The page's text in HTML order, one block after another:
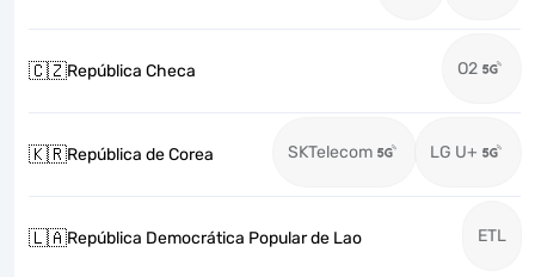
🇨🇿República Checa O2
🇰🇷República de Corea SKTelecom LG U+
🇱🇦República Democrática Popular de Lao ETL